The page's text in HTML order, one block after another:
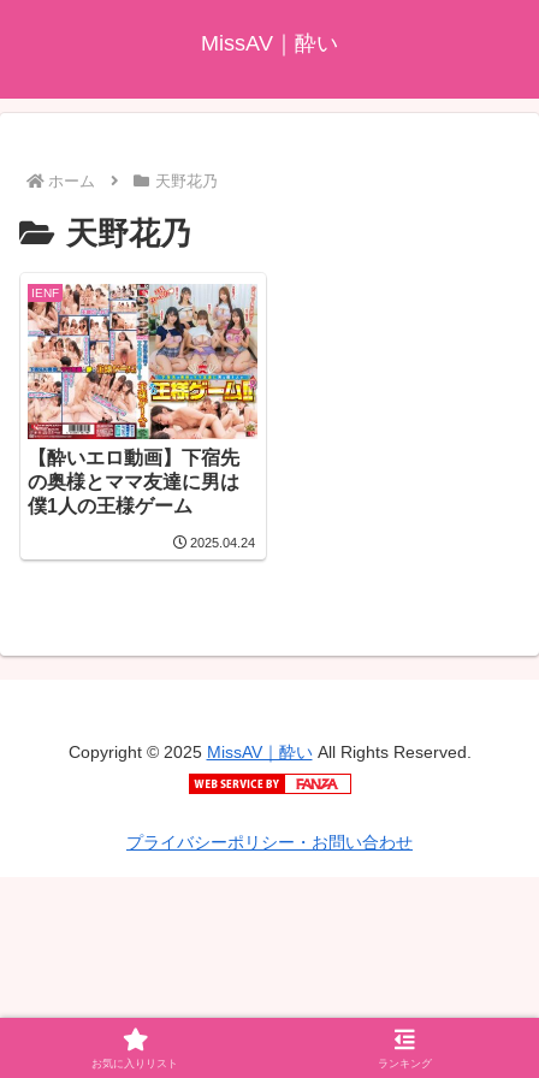
MissAV｜酔い
ホーム 天野花乃
天野花乃
IENF
【酔いエロ動画】下宿先
の奥様とママ友達に男は
僕1人の王様ゲーム
2025.04.24
Copyright © 2025 MissAV｜酔いAll Rights Reserved.
プライバシーポリシー・お問い合わせ
お気に入りリスト ランキング